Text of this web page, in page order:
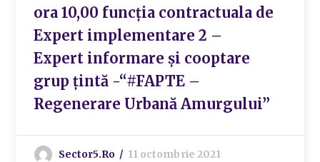
ora 10,00 funcția contractuala de
Expert implementare 2 –
Expert informare și cooptare
grup țintă -“#FAPTE –
Regenerare Urbană Amurgului”
Sector5.ro 11 octombrie 2021